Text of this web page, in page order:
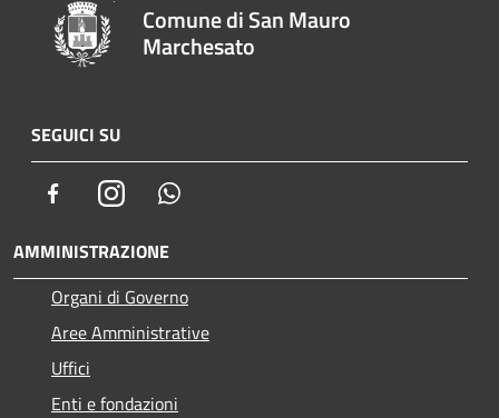
Comune di San Mauro
Marchesato
SEGUICI SU
FacebookInstagram
AMMINISTRAZIONE
Organi di Governo
Aree Amministrative
Uffici
Enti e fondazioni